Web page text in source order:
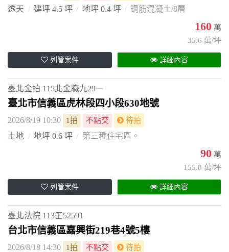
透天 建坪 4.5 坪 地坪 0.4 坪 鋼筋混凝土/8層
160 萬
35.6 萬/坪
列管案件 詳細內容
臺北金拍 115北金職九29一
臺北市信義區虎林段四小段630地號
2026/8/19 10:30 1拍 不點交 待拍
土地 地坪 0.6 坪 第三種住宅區。
90 萬
155.8 萬/坪
列管案件 詳細內容
臺北法院 113壬52591
台北市信義區嘉興街219巷4號5樓
2026/8/18 14:30 1拍 不點交 待拍